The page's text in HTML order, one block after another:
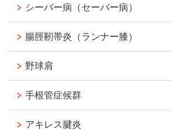
シーバー病（セーバー病）
腸脛靭帯炎（ランナー膝）
野球肩
手根管症候群
アキレス腱炎